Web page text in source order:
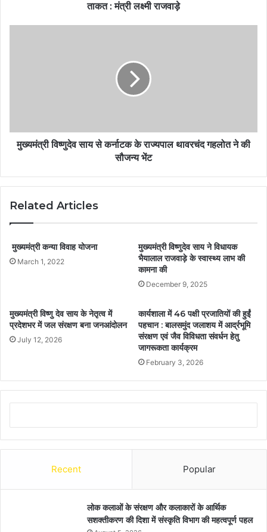
ताकत : मंत्री लक्ष्मी राजवाड़े
मुख्यमंत्री विष्णुदेव साय से कर्नाटक के राज्यपाल थावरचंद गहलोत ने की
सौजन्य भेंट
Related Articles
मुख्यमंत्री कन्या विवाह योजना
March 1, 2022
मुख्यमंत्री विष्णुदेव साय ने विधायक
भैयालाल राजवाड़े के स्वास्थ्य लाभ की
कामना की
December 9, 2025
मुख्यमंत्री विष्णु देव साय के नेतृत्व में
प्रदेशभर में जल संरक्षण बना जनआंदोलन
July 12, 2026
कार्यशाला में 46 पक्षी प्रजातियों की हुईं
पहचान : बालसमुंद जलाशय में आर्द्रभूमि
संरक्षण एवं जैव विविधता संवर्धन हेतु
जागरूकता कार्यक्रम
February 3, 2026
Recent Popular
लोक कलाओं के संरक्षण और कलाकारों के आर्थिक
सशक्तीकरण की दिशा में संस्कृति विभाग की महत्वपूर्ण पहल